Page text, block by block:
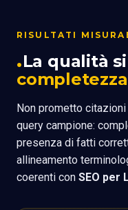
RISULTATI
La qualità
Non prometto
query campione:
presenza di fatti
allineamento
coerenti con SEO per